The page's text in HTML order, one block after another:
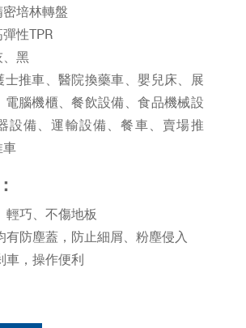
培林轉盤
性TPR
黑
士推車、醫院換藥車、嬰兒床、展
電腦機櫃、餐飲設備、食品機械設
設備、運輸設備、餐車、賣場推
車
巧、不傷地板
防塵蓋，防止細屑、粉塵侵入
，操作便利